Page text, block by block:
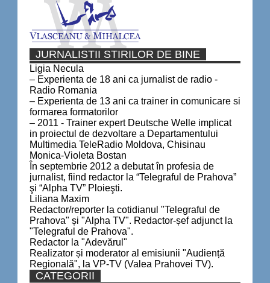
JURNALISTII STIRILOR DE BINE
Ligia Necula
– Experienta de 18 ani ca jurnalist de radio -
Radio Romania
– Experienta de 13 ani ca trainer in comunicare si
formarea formatorilor
– 2011 - Trainer expert Deutsche Welle implicat
in proiectul de dezvoltare a Departamentului
Multimedia TeleRadio Moldova, Chisinau
Monica-Violeta Bostan
În septembrie 2012 a debutat în profesia de
jurnalist, fiind redactor la “Telegraful de Prahova”
şi “Alpha TV” Ploieşti.
Liliana Maxim
Redactor/reporter la cotidianul "Telegraful de
Prahova" și "Alpha TV". Redactor-șef adjunct la
"Telegraful de Prahova".
Redactor la "Adevărul"
Realizator și moderator al emisiunii "Audiență
Regională", la VP-TV (Valea Prahovei TV).
CATEGORII